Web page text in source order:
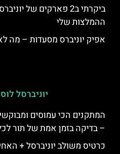
ביקרתי ב2 פארקים של
ההמלצות שלי
אפיק יוניברס מסעדות – מה
יוניברסל
המתקנים הכי עמוסים
– בדיקה בזמן אמת של תור
כרטיס משולב יוניברסל +